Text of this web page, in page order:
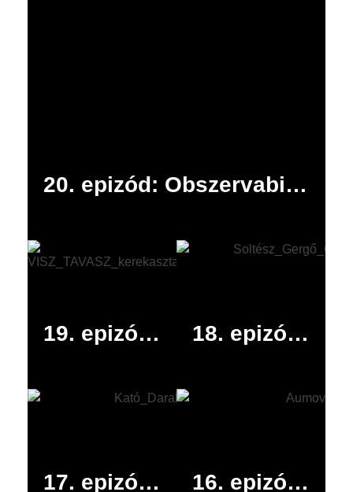
20. epizód: Obszervabilis az ország egyik legfontosabb egészségügyi informatikai rendszere
19. epizód: Megfelelő mindset nélkül nincs digitális frissesség 18. epizód: Alkoholmentes bor, Zeppelin gróf – pódiumbeszélgetések a Hotel Salirisben
17. epizód: A komplex IT is lehet obszervabilis 16. epizód: IT a gyártásban – új szakmai fóruma VISZ-ben